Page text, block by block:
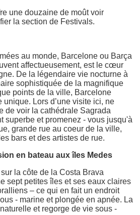
une douzaine de moût voir
la section de Festivals.
au monde, Barcelone ou Barça
affectueusement, est le cœur
De la légendaire vie nocturne à
sophistiquée de la magnifique
points de la ville, Barcelone
Lors d’une visite ici, ne
de voir la cathédrale Sagrada
superbe et promenez - vous jusqu'à
grande rue au coeur de la ville,
bars et des artistes de rue.
en bateau aux îles Medes
la côte de la Costa Brava
sept petites îles et ses eaux claires
– ce qui en fait un endroit
- marine et plongée en apnée. La
et regorge de vie sous -